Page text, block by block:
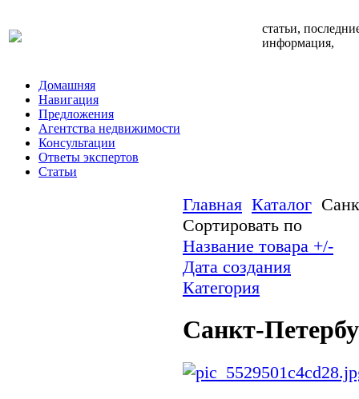
статьи,
информация,
Домашняя
Навигация
Предложения
Агентства недвижимости
Консультации
Ответы экспертов
Статьи
Главная Каталог
Сортировать по
Название товара +/-
Дата создания
Категория
Санкт-